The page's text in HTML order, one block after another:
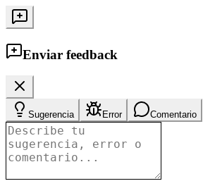
Enviar feedback
Sugerencia Error Comentario